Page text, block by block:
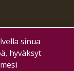
sinua
hyväksyt